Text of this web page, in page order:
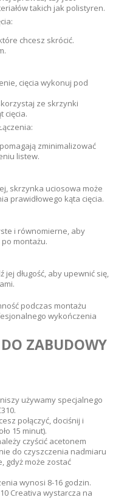
takich jak polistyren.
chcesz skrócić.
cięcia wykonuj pod
ze skrzynki
cięcia.
zminimalizować
listew.
skrzynka uciosowa może
prawidłowego kąta cięcia.
i równomierne, aby
montażu.
długość, aby upewnić się,
podczas montażu
wykończenia
ZABUDOWY
używamy specjalnego
połączyć, dociśnij i
15 minut).
czyścić acetonem
do czyszczenia nadmiaru
gdyż może zostać
wynosi 8-16 godzin.
Creativa wystarcza na